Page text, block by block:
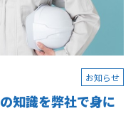
お知らせ
知識を弊社で身に